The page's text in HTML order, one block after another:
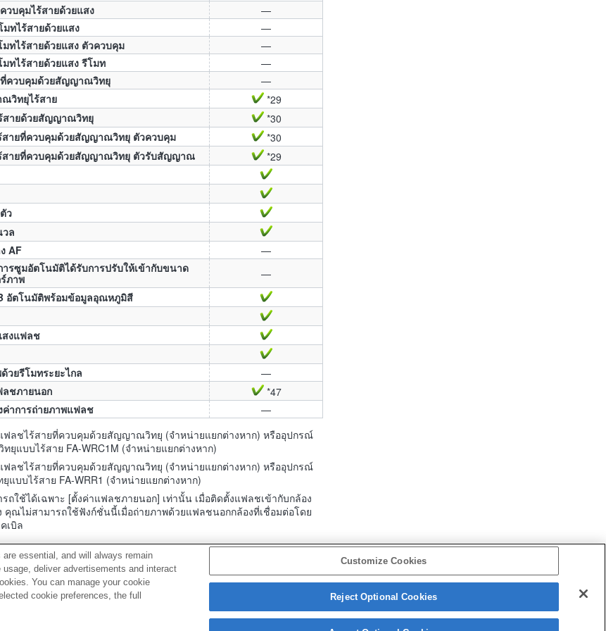
วบคุมไร้สายด้วยแสง
—
ทไร้สายด้วยแสง
—
ทไร้สายด้วยแสง ตัวควบคุม
—
ทไร้สายด้วยแสง รีโมท
—
ที่ควบคุมด้วยสัญญาณวิทยุ
—
วิทยุไร้สาย
*29
สายด้วยสัญญาณวิทยุ
*30
สายที่ควบคุมด้วยสัญญาณวิทยุ ตัวควบคุม
*30
สายที่ควบคุมด้วยสัญญาณวิทยุ ตัวรับสัญญาณ
*29
ว
ล
AF
—
ารซูมอัตโนมัติได้รับการปรับให้เข้ากับขนาด
ภาพ
—
อัตโนมัติพร้อมข้อมูลอุณหภูมิสี
สงแฟลช
วยรีโมทระยะไกล
—
ลชภายนอก
*47
าการถ่ายภาพแฟลช
—
ฟลชไร้สายที่ควบคุมด้วยสัญญาณวิทยุ (จำหน่ายแยกต่างหาก) หรืออุปกรณ์
ทยุแบบไร้สาย FA-WRC1M (จำหน่ายแยกต่างหาก)
ฟลชไร้สายที่ควบคุมด้วยสัญญาณวิทยุ (จำหน่ายแยกต่างหาก) หรืออุปกรณ์
แบบไร้สาย FA-WRR1 (จำหน่ายแยกต่างหาก)
ถใช้ได้เฉพาะ [ตั้งค่าแฟลชภายนอก] เท่านั้น เมื่อติดตั้งแฟลชเข้ากับกล้อง
คุณไม่สามารถใช้ฟังก์ชั่นนี้เมื่อถ่ายภาพด้วยแฟลชนอกกล้องที่เชื่อมต่อโดย
เบิล
Copyright 2026 Sony Corporation
essential, and will always remain
deliver advertisements and interact
You can manage your cookie
cookie preferences, the full
Customize Cookies
Reject Optional Cookies